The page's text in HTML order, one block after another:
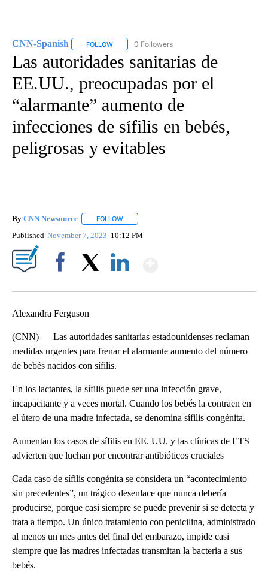
CNN-Spanish FOLLOW FOLLOW "CNN-SPANISH" TO RECEIVE
0 Followers
Las autoridades sanitarias de
EE.UU., preocupadas por el
“alarmante” aumento de
infecciones de sífilis en bebés,
peligrosas y evitables
By CNN Newsource FOLLOW
Published November 7, 2023 10:12 PM
Alexandra Ferguson
(CNN) — Las autoridades sanitarias estadounidenses reclaman
medidas urgentes para frenar el alarmante aumento del número
de bebés nacidos con sífilis.
En los lactantes, la sífilis puede ser una infección grave,
incapacitante y a veces mortal. Cuando los bebés la contraen en
el útero de una madre infectada, se denomina sífilis congénita.
Aumentan los casos de sífilis en EE. UU. y las clínicas de ETS
advierten que luchan por encontrar antibióticos cruciales
Cada caso de sífilis congénita se considera un “acontecimiento
sin precedentes”, un trágico desenlace que nunca debería
producirse, porque casi siempre se puede prevenir si se detecta y
trata a tiempo. Un único tratamiento con penicilina, administrado
al menos un mes antes del final del embarazo, impide casi
siempre que las madres infectadas transmitan la bacteria a sus
bebés.